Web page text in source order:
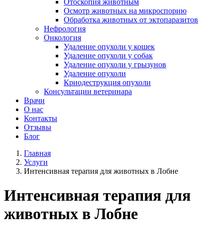
Отоскопия животным
Осмотр животных на микроспорию
Обработка животных от эктопаразитов
Нефрология
Онкология
Удаление опухоли у кошек
Удаление опухоли у собак
Удаление опухоли у грызунов
Удаление опухоли
Криодеструкция опухоли
Консультации ветеринара
Врачи
О нас
Контакты
Отзывы
Блог
Главная
Услуги
Интенсивная терапия для животных в Лобне
Интенсивная терапия для
животных в Лобне